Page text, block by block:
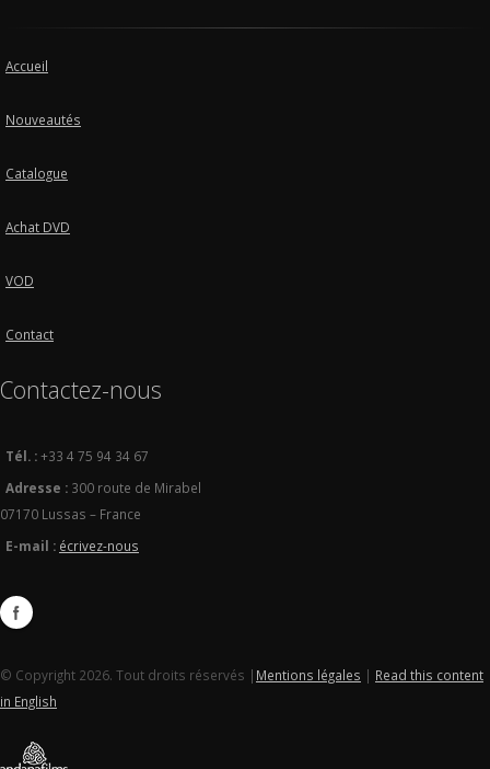
Accueil
Nouveautés
Catalogue
Achat DVD
VOD
Contact
Contactez-nous
Tél. :+33 4 75 94 34 67
Adresse : 300 route de Mirabel
07170 Lussas – France
E-mail : écrivez-nous
© Copyright 2026. Tout droits réservés | Mentions légales | Read this content
in English